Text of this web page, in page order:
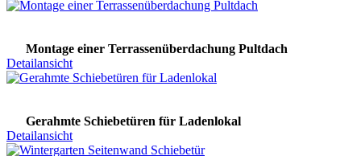
Montage einer Terrassenüberdachung Pultdach
Detailansicht
Gerahmte Schiebetüren für Ladenlokal
Detailansicht